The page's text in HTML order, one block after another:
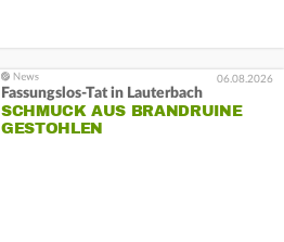
06.08.2026
Fassungslos-Tat in Lauterbach
SCHMUCK AUS BRANDRUINE
GESTOHLEN